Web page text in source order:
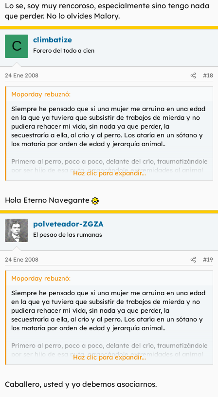
Lo se, soy muy rencoroso, especialmente sino tengo nada
que perder. No lo olvides Malory.
C climbatize
Forero del todo a cien
24 Ene 2008 #18
Moporday rebuznó:
Siempre he pensado que si una mujer me arruina en una edad
en la que ya tuviera que subsistir de trabajos de mierda y no
pudiera rehacer mi vida, sin nada ya que perder, la
secuestraría a ella, al crío y al perro. Los ataría en un sótano y
los mataría por orden de edad y jerarquía animal..
Primero al perro, poco a poco, delante del crío, traumatizándole
por ser hijo de esa puta, arrancándole extremidades al animal
con una tijera de podar.
infante mientras me masturbo sobre la madre.
Luego, al crío, le metería un tiro en la cabeza, algo crudo y
directo y puesto de tal forma que salpique en la puta zorra de
mierda.
Finalmente, haría un relleno de picadillo y cebolla con los
restos del niño de mierda y se lo metería por el culo a la mujer,
la ataría como un pavo y la haría lentamente en una barbacoa
para ver como muere, sin dejar que quede inconsciente.
Por supuesto, luego regalaría ese estupendo manjar a un
puñado de rumanos indigentes.
Lo se, soy muy rencoroso, especialmente sino tengo nada que
perder. No lo olvides Malory.
Haz clic para expandir...
Hola Eterno Navegante
polveteador-ZGZA
El pesao de las rumanas
24 Ene 2008 #19
Moporday rebuznó:
Siempre he pensado que si una mujer me arruina en una edad
en la que ya tuviera que subsistir de trabajos de mierda y no
pudiera rehacer mi vida, sin nada ya que perder, la
secuestraría a ella, al crío y al perro. Los ataría en un sótano y
los mataría por orden de edad y jerarquía animal..
Primero al perro, poco a poco, delante del crío, traumatizándole
por ser hijo de esa puta, arrancándole extremidades al animal
con una tijera de podar.
infante mientras me masturbo sobre la madre.
Haz clic para expandir...
Caballero, usted y yo debemos asociarnos.